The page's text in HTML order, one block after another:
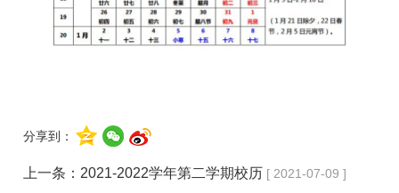
分享到：
上一条：2021-2022学年第二学期校历 [ 2021-07-09 ]